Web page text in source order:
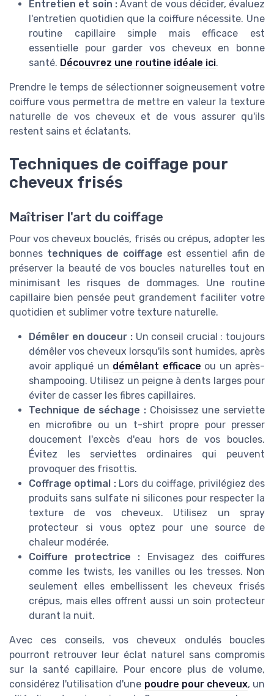
Entretien et soin :Avant de vous décider, évaluez
l'entretien quotidien que la coiffure nécessite. Une
routine capillaire simple mais efficace est
essentielle pour garder vos cheveux en bonne
santé. Découvrez une routine idéale ici.
Prendre le temps de sélectionner soigneusement votre
coiffure vous permettra de mettre en valeur la texture
naturelle de vos cheveux et de vous assurer qu'ils
restent sains et éclatants.
Techniques de coiffage pour
cheveux frisés
Maîtriser l'art du coiffage
Pour vos cheveux bouclés, frisés ou crépus, adopter les
bonnes techniques de coiffage est essentiel afin de
préserver la beauté de vos boucles naturelles tout en
minimisant les risques de dommages. Une routine
capillaire bien pensée peut grandement faciliter votre
quotidien et sublimer votre texture naturelle.
Démêler en douceur :Un conseil crucial : toujours
démêler vos cheveux lorsqu'ils sont humides, après
avoir appliqué un démêlant efficace ou un après-
shampooing. Utilisez un peigne à dents larges pour
éviter de casser les fibres capillaires.
Technique de séchage : Choisissez une serviette
en microfibre ou un t-shirt propre pour presser
doucement l'excès d'eau hors de vos boucles.
Évitez les serviettes ordinaires qui peuvent
provoquer des frisottis.
Coffrage optimal :Lors du coiffage, privilégiez des
produits sans sulfate ni silicones pour respecter la
texture de vos cheveux. Utilisez un spray
protecteur si vous optez pour une source de
chaleur modérée.
Coiffure protectrice : Envisagez des coiffures
comme les twists, les vanilles ou les tresses. Non
seulement elles embellissent les cheveux frisés
crépus, mais elles offrent aussi un soin protecteur
durant la nuit.
Avec ces conseils, vos cheveux ondulés boucles
pourront retrouver leur éclat naturel sans compromis
sur la santé capillaire. Pour encore plus de volume,
considérez l'utilisation d'une poudre pour cheveux, un